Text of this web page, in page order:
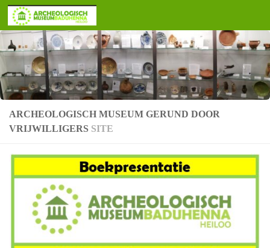
Doorgaan naar inhoud
ARCHEOLOGISCH MUSEUM GERUND DOOR
VRIJWILLIGERS SITE